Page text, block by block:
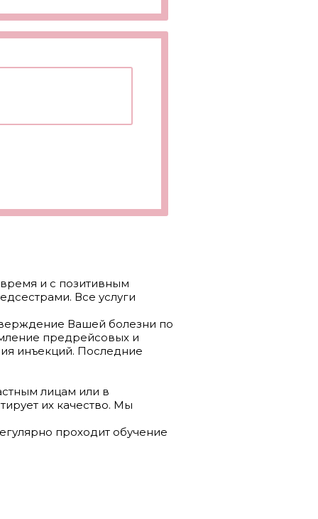
и с позитивным
Все услуги
Вашей болезни по
предрейсовых и
инъекций. Последние
лицам или в
их качество. Мы
проходит обучение